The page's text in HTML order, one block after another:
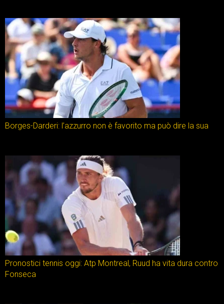
Borges-Darderi: l’azzurro non è favorito ma può dire la sua
Pronostici tennis oggi: Atp Montreal, Ruud ha vita dura contro
Fonseca